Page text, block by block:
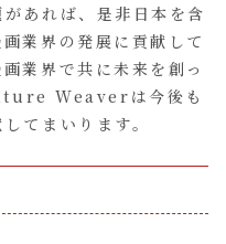
あれば、是非日本を含
業界の発展に貢献して
業界で共に未来を創っ
Weaverは今後も
てまいります。